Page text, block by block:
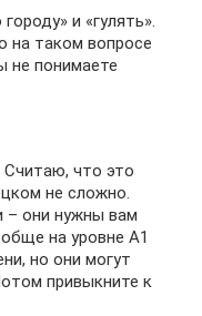
и «гулять».
на таком вопросе
не понимаете
Считаю, что это
не сложно.
– они нужны вам
на уровне А1
но они могут
привыкните к